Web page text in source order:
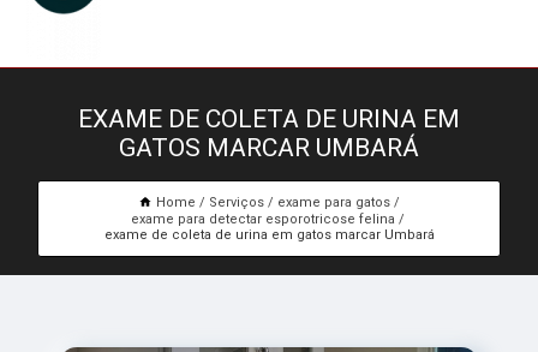
EXAME DE COLETA DE URINA EM
GATOS MARCAR UMBARÁ
Home Serviços
exame para gatos
exame para detectar esporotricose felina
exame de coleta de urina em gatos marcar Umbará